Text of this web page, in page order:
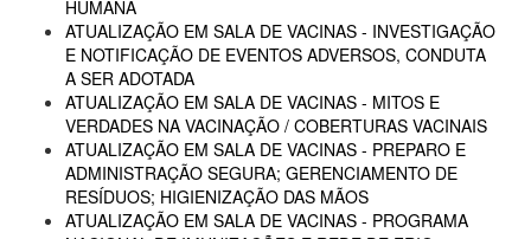
HUMANA
ATUALIZAÇÃO EM SALA DE VACINAS - INVESTIGAÇÃO
E NOTIFICAÇÃO DE EVENTOS ADVERSOS, CONDUTA
A SER ADOTADA
ATUALIZAÇÃO EM SALA DE VACINAS - MITOS E
VERDADES NA VACINAÇÃO / COBERTURAS VACINAIS
ATUALIZAÇÃO EM SALA DE VACINAS - PREPARO E
ADMINISTRAÇÃO SEGURA; GERENCIAMENTO DE
RESÍDUOS; HIGIENIZAÇÃO DAS MÃOS
ATUALIZAÇÃO EM SALA DE VACINAS - PROGRAMA